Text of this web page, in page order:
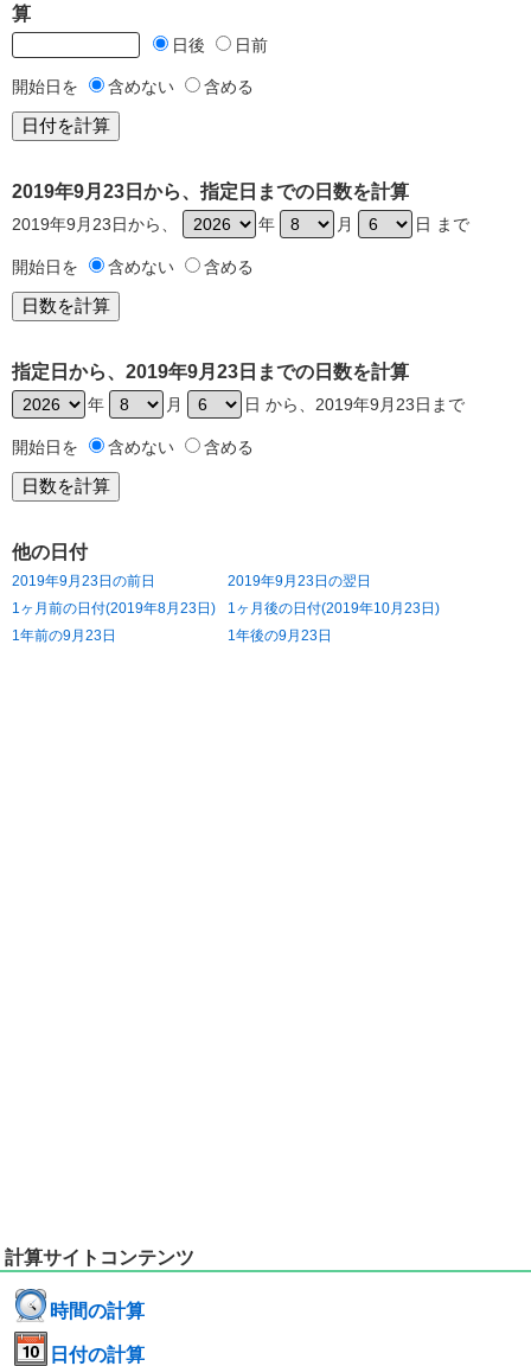
算
日後 日前
開始日を 含めない 含める
2019年9月23日から、指定日までの日数を計算
2019年9月23日から、 年 月 日 まで
開始日を 含めない 含める
指定日から、2019年9月23日までの日数を計算
年 月 日 から、2019年9月23日まで
開始日を 含めない 含める
他の日付
2019年9月23日の前日
2019年9月23日の翌日
1ヶ月前の日付(2019年8月23日)
1ヶ月後の日付(2019年10月23日)
1年前の9月23日
1年後の9月23日
計算サイトコンテンツ
時間の計算
日付の計算